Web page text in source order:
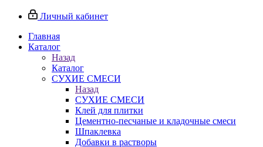
Личный кабинет
Главная
Каталог
Назад
Каталог
СУХИЕ СМЕСИ
Назад
СУХИЕ СМЕСИ
Клей для плитки
Цементно-песчаные и кладочные смеси
Шпаклевка
Добавки в растворы